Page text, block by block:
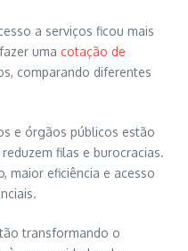
a serviços ficou mais
uma cotação de
comparando diferentes
e órgãos públicos estão
filas e burocracias.
maior eficiência e acesso
transformando o